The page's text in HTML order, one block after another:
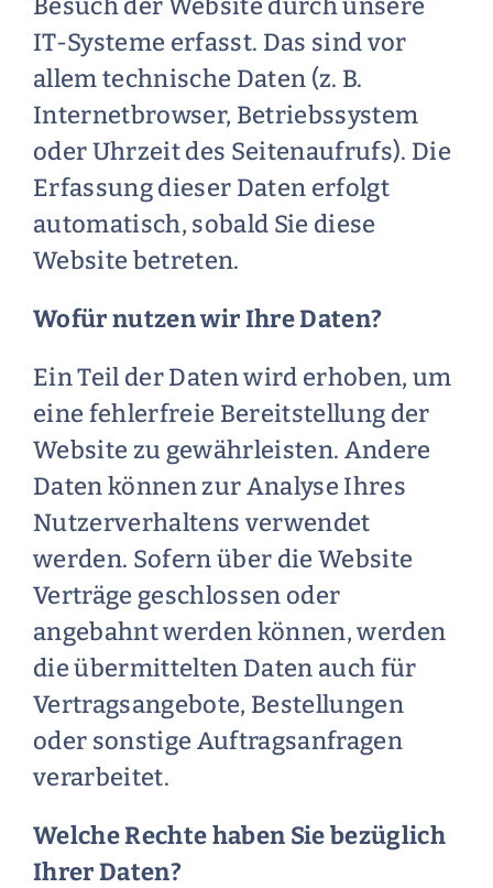
Besuch der Website durch unsere
IT-Systeme erfasst. Das sind vor
allem technische Daten (z. B.
Internetbrowser, Betriebssystem
oder Uhrzeit des Seitenaufrufs). Die
Erfassung dieser Daten erfolgt
automatisch, sobald Sie diese
Website betreten.
Wofür nutzen wir Ihre Daten?
Ein Teil der Daten wird erhoben, um
eine fehlerfreie Bereitstellung der
Website zu gewährleisten. Andere
Daten können zur Analyse Ihres
Nutzerverhaltens verwendet
werden. Sofern über die Website
Verträge geschlossen oder
angebahnt werden können, werden
die übermittelten Daten auch für
Vertragsangebote, Bestellungen
oder sonstige Auftragsanfragen
verarbeitet.
Welche Rechte haben Sie bezüglich
Ihrer Daten?